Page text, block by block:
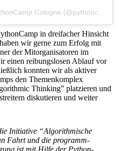
in dreifacher Hinsicht
wir gerne zum Erfolg mit
der Mitorganisatoren im
einen reibungslosen Ablauf vor
konnten wir als aktiver
den Themenkomplex
Thinking” platzieren und
diskutieren und weiter
Initiative “Algorithmische
Fahrt und die programm-
ist mit Hilfe der Python-